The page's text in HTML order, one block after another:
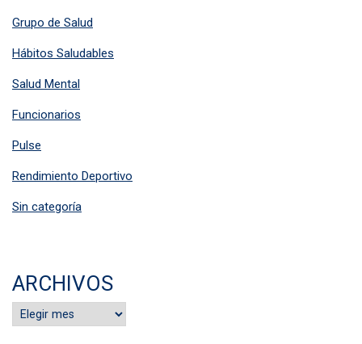
Grupo de Salud
Hábitos Saludables
Salud Mental
Funcionarios
Pulse
Rendimiento Deportivo
Sin categoría
ARCHIVOS
Archivos